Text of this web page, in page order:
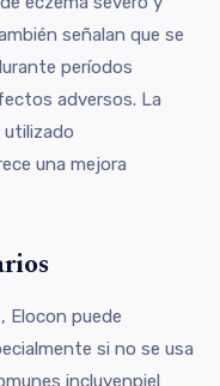
señalan que se
períodos
adversos. La
utilizado
una mejora
Elocon puede
si no se usa
incluyenpiel